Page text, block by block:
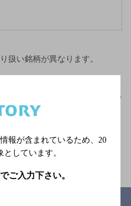
扱い銘柄が異なります。
ツ香るエールが飲める,誕生日や
店
ジ
報が含まれているため、 20
しています。
ご入力下さい。